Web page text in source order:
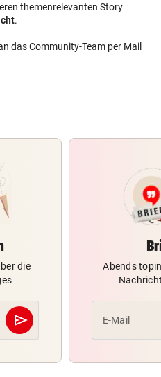
themenrelevanten Story
.
das Community-Team per Mail
die
send
Abschicken
Abends
E-Mail